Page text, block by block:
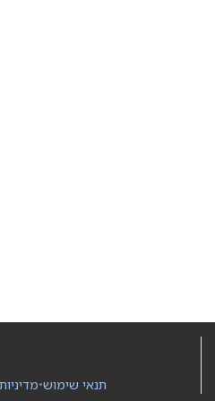
•תנאי שימוש